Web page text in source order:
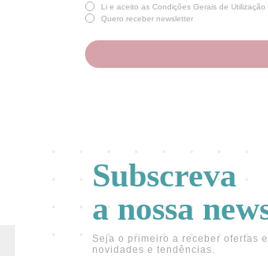
Li e aceito as Condições Gerais de Utilização
Quero receber newsletter
Subscreva
a nossa
Seja o primeiro a receber ofertas
novidades e tendências.